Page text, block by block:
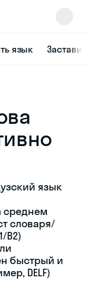
язык
язык
среднем
словаря/
B2)
быстрый и
DELF)